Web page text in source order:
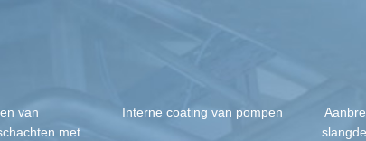
van
met
Interne coating van pompen